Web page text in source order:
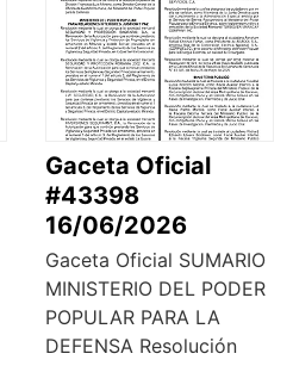
Gaceta Oficial
#43398
16/06/2026
Gaceta Oficial SUMARIO
MINISTERIO DEL PODER
POPULAR PARA LA
DEFENSA Resolución